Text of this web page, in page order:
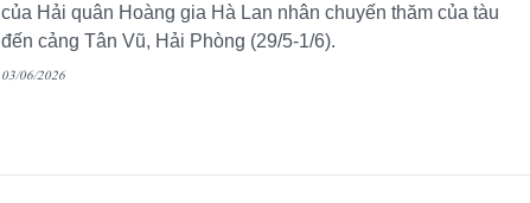
của Hải quân Hoàng gia Hà Lan nhân chuyến thăm của tàu
đến cảng Tân Vũ, Hải Phòng (29/5-1/6).
03/06/2026